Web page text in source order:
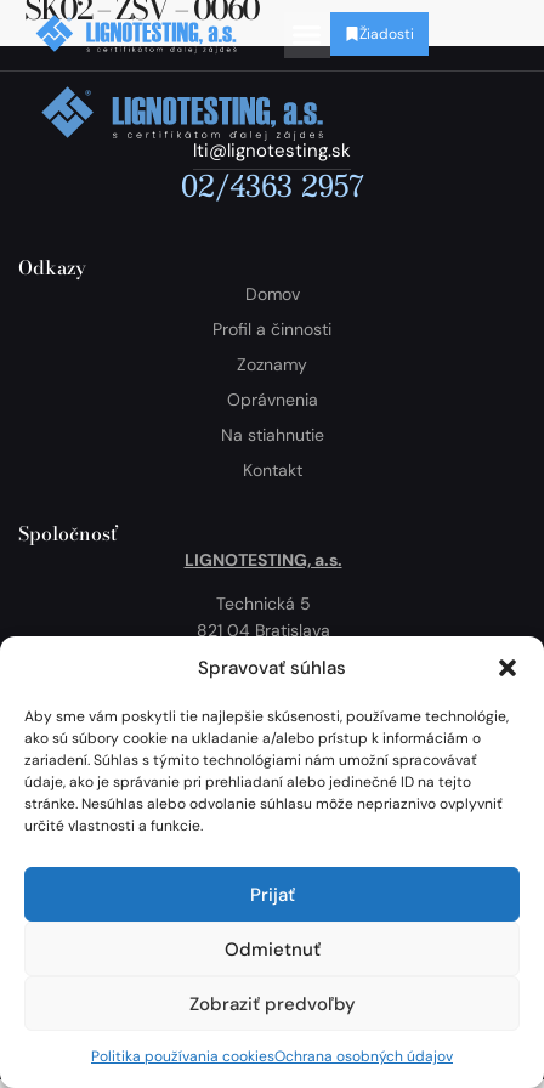
Spravovať súhlas
Aby sme vám poskytli tie najlepšie skúsenosti, používame technológie,
ako sú súbory cookie na ukladanie a/alebo prístup k informáciám o
zariadení. Súhlas s týmito technológiami nám umožní spracovávať
údaje, ako je správanie pri prehliadaní alebo jedinečné ID na tejto
stránke. Nesúhlas alebo odvolanie súhlasu môže nepriaznivo ovplyvniť
určité vlastnosti a funkcie.
Prijať
Odmietnuť
Zobraziť predvoľby
Politika používania cookiesOchrana osobných údajov
Žiadosti
lti@lignotesting.sk
02/4363 2957
Odkazy
Domov
Profil a činnosti
Zoznamy
Oprávnenia
Na stiahnutie
Kontakt
Spoločnosť
LIGNOTESTING, a.s.
Technická 5
821 04 Bratislava
Slovenská republika
Politika používania cookies
Mapa
Lignotesting, a. s. © 2024 | Všetky práva vyhradené. | Vytvoril: Marek Heinfarth.